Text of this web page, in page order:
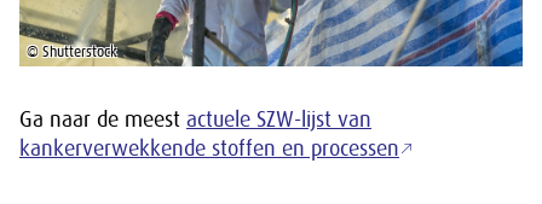
© Shutterstock
Ga naar de meest actuele SZW-lijst van
kankerverwekkende stoffen en processen